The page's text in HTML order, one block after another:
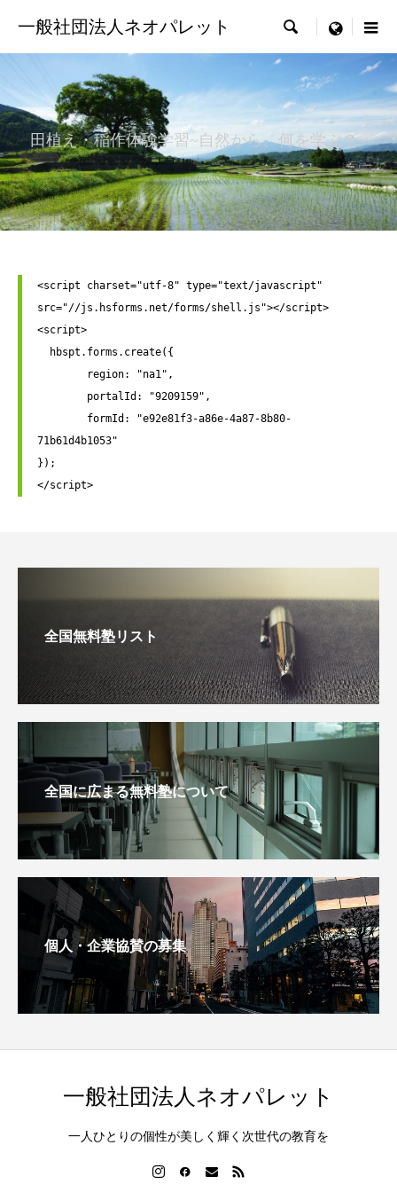
一般社団法人ネオパレット  menu
田植え・稲作体験学習~自然から、何を学ぶ？~
<script charset="utf-8" type="text/javascript"
src="//js.hsforms.net/forms/shell.js"></script>
<script>
71b61d4b1053"
});
</script>
全国無料塾リスト
全国に広まる無料塾について
個人・企業協賛の募集
一般社団法人ネオパレット
一人ひとりの個性が美しく輝く次世代の教育を